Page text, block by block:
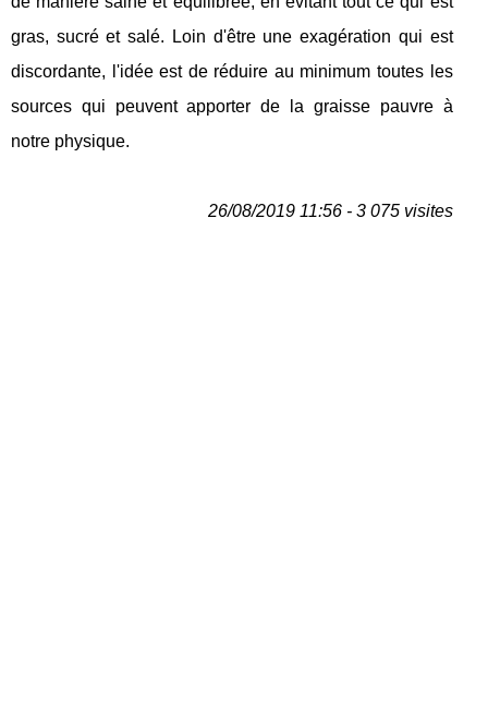
gras, sucré et salé. Loin d'être une exagération qui est
discordante, l'idée est de réduire au minimum toutes les
sources qui peuvent apporter de la graisse pauvre à
notre physique.
26/08/2019 11:56 - 3 075 visites